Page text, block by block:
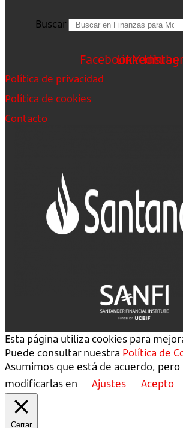
Buscar
FacebookLinkedin
Youtube
Política de privacidad
Política de cookies
Contacto
Esta página utiliza cookies para
Puede consultar nuestra Política de
Asumimos que está de acuerdo, pero
modificarlas en
Ajustes Acepto
Cerrar